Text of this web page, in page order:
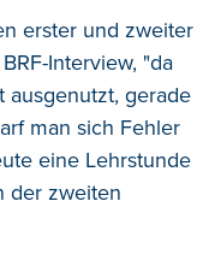
erster und zweiter
Interview, "da
ausgenutzt, gerade
man sich Fehler
eine Lehrstunde
der zweiten